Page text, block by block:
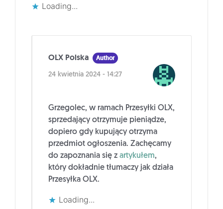
Loading...
OLX Polska Author
24 kwietnia 2024 - 14:27
Grzegolec, w ramach Przesyłki OLX,
sprzedający otrzymuje pieniądze,
dopiero gdy kupujący otrzyma
przedmiot ogłoszenia. Zachęcamy
do zapoznania się z artykułem,
który dokładnie tłumaczy jak działa
Przesyłka OLX.
Loading...